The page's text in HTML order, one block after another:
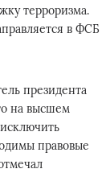
терроризма.
в ФСБ
президента
на высшем
правовые